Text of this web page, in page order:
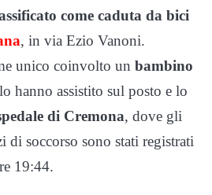
come caduta da bici
, in via Ezio Vanoni.
unico coinvolto un bambino
hanno assistito sul posto e lo
di Cremona, dove gli
di soccorso sono stati registrati
19:44.